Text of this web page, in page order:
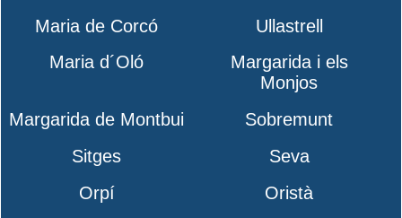
Maria de Corcó
Ullastrell
Maria d´Oló
Margarida i els
Monjos
Margarida de Montbui
Sobremunt
Sitges
Seva
Orpí
Oristà